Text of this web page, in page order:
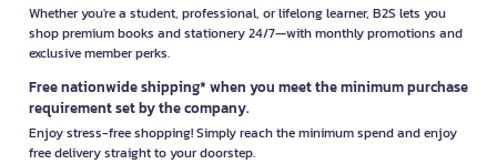
Whether you're a student, professional, or lifelong learner, B2S lets you
shop premium books and stationery 24/7—with monthly promotions and
exclusive member perks.
Free nationwide shipping* when you meet the minimum purchase
requirement set by the company.
Enjoy stress-free shopping! Simply reach the minimum spend and enjoy
free delivery straight to your doorstep.